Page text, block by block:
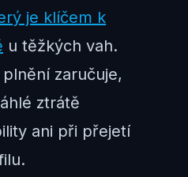
je klíčem k
u těžkých vah.
zaručuje,
ztrátě
ani při přejetí